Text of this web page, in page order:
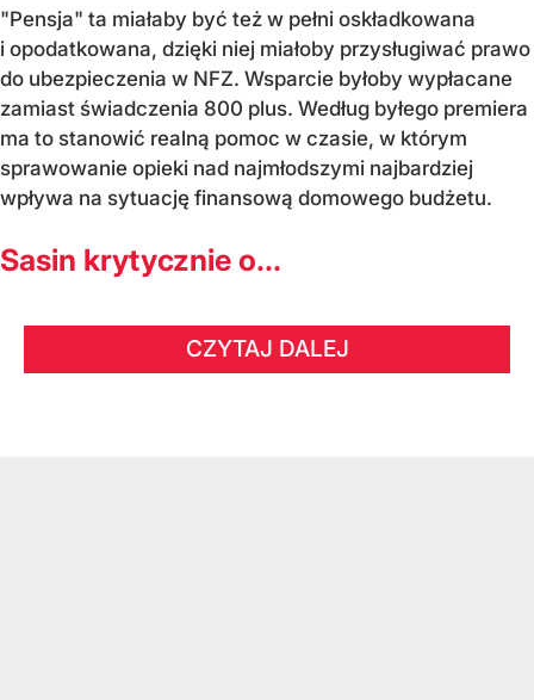
"Pensja" ta miałaby być też w pełni oskładkowana
i opodatkowana, dzięki niej miałoby przysługiwać prawo
do ubezpieczenia w NFZ. Wsparcie byłoby wypłacane
zamiast świadczenia 800 plus. Według byłego premiera
ma to stanowić realną pomoc w czasie, w którym
sprawowanie opieki nad najmłodszymi najbardziej
wpływa na sytuację finansową domowego budżetu.
Sasin krytycznie o...
CZYTAJ DALEJ